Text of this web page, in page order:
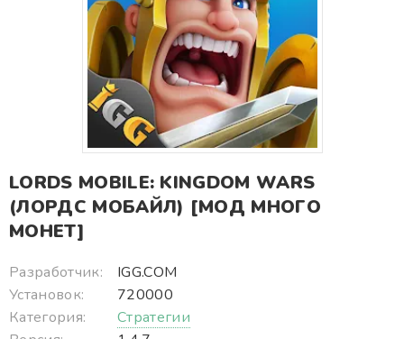
LORDS MOBILE: KINGDOM WARS
(ЛОРДС МОБАЙЛ) [МОД МНОГО
МОНЕТ]
Разработчик:
IGG.COM
Установок:
720000
Категория:
Стратегии